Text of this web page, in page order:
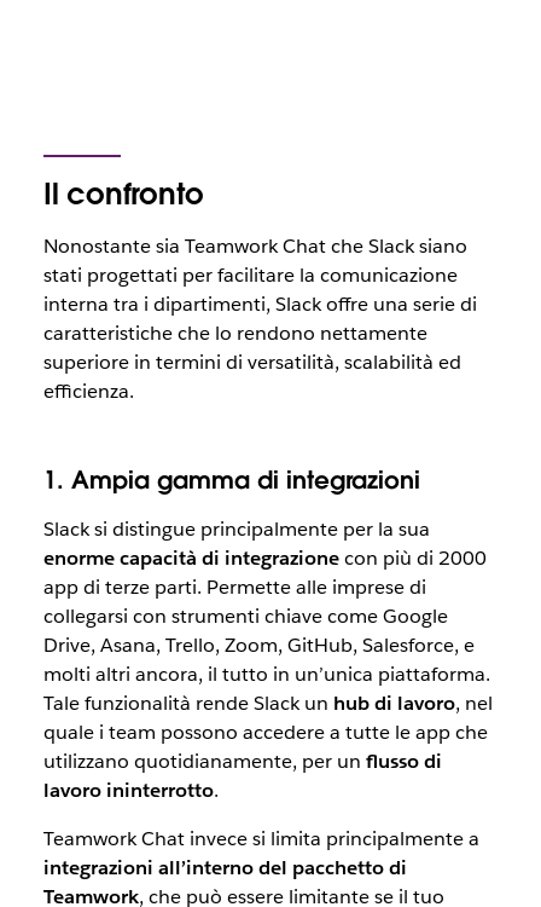
Il confronto
Nonostante sia Teamwork Chat che Slack siano
stati progettati per facilitare la comunicazione
interna tra i dipartimenti, Slack offre una serie di
caratteristiche che lo rendono nettamente
superiore in termini di versatilità, scalabilità ed
efficienza.
1. Ampia gamma di integrazioni
Slack si distingue principalmente per la sua
enorme capacità di integrazionecon più di 2000
app di terze parti. Permette alle imprese di
collegarsi con strumenti chiave come Google
Drive, Asana, Trello, Zoom, GitHub, Salesforce, e
molti altri ancora, il tutto in un’unica piattaforma.
Tale funzionalità rende Slack un hub di lavoro, nel
quale i team possono accedere a tutte le app che
utilizzano quotidianamente, per un flusso di
lavoro ininterrotto.
Teamwork Chat invece si limita principalmente a
integrazioni all’interno del pacchetto di
Teamwork, che può essere limitante se il tuo